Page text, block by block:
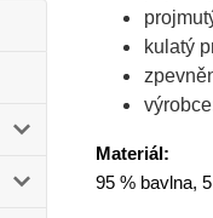
kulatý
Materiál:
95 % bavlna,